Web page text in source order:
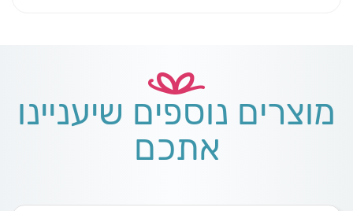
מוצרים נוספים שיעניינו
אתכם